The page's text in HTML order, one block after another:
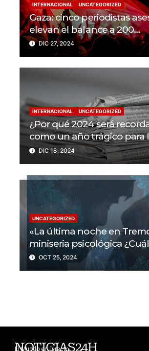
INTERNACIONAL UNCATEGORIZED
Gaza: cinco periodistas
elevan el balance a 200
trabajadores de la prensa
en 2024
DIC 27, 2024
INTERNACIONAL UNCATEGORIZED
¿Por qué 2024 será
como un año trágico para
libertad de prensa? Un
periodistas asesinados
DIC 18, 2024
UNCATEGORIZED
«La última noche en
miniseria psicológica
trama?
OCT 25, 2024
NOTICIAS24H
El Mundo en Directo